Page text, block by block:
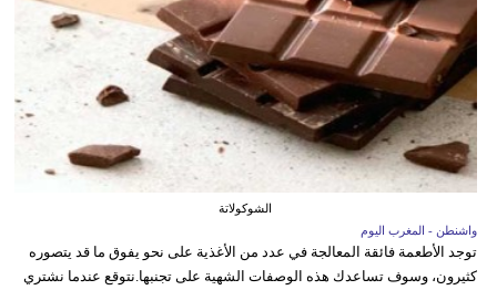
الشوكولاتة
واشنطن - المغرب اليوم
توجد الأطعمة فائقة المعالجة في عدد من الأغذية على نحو يفوق ما قد يتصوره
كثيرون، وسوف تساعدك هذه الوصفات الشهية على تجنبها.نتوقع عندما نشتري